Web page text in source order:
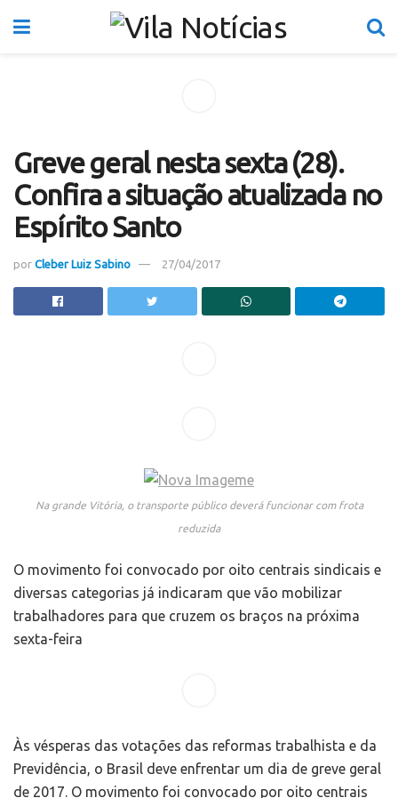
Greve geral nesta sexta (28).
Confira a situação atualizada no
Espírito Santo
por Cleber Luiz Sabino 27/04/2017
Na grande Vitória, o transporte público deverá funcionar com frota
reduzida
O movimento foi convocado por oito centrais sindicais e
diversas categorias já indicaram que vão mobilizar
trabalhadores para que cruzem os braços na próxima
sexta-feira
Às vésperas das votações das reformas trabalhista e da
Previdência, o Brasil deve enfrentar um dia de greve geral
de 2017. O movimento foi convocado por oito centrais